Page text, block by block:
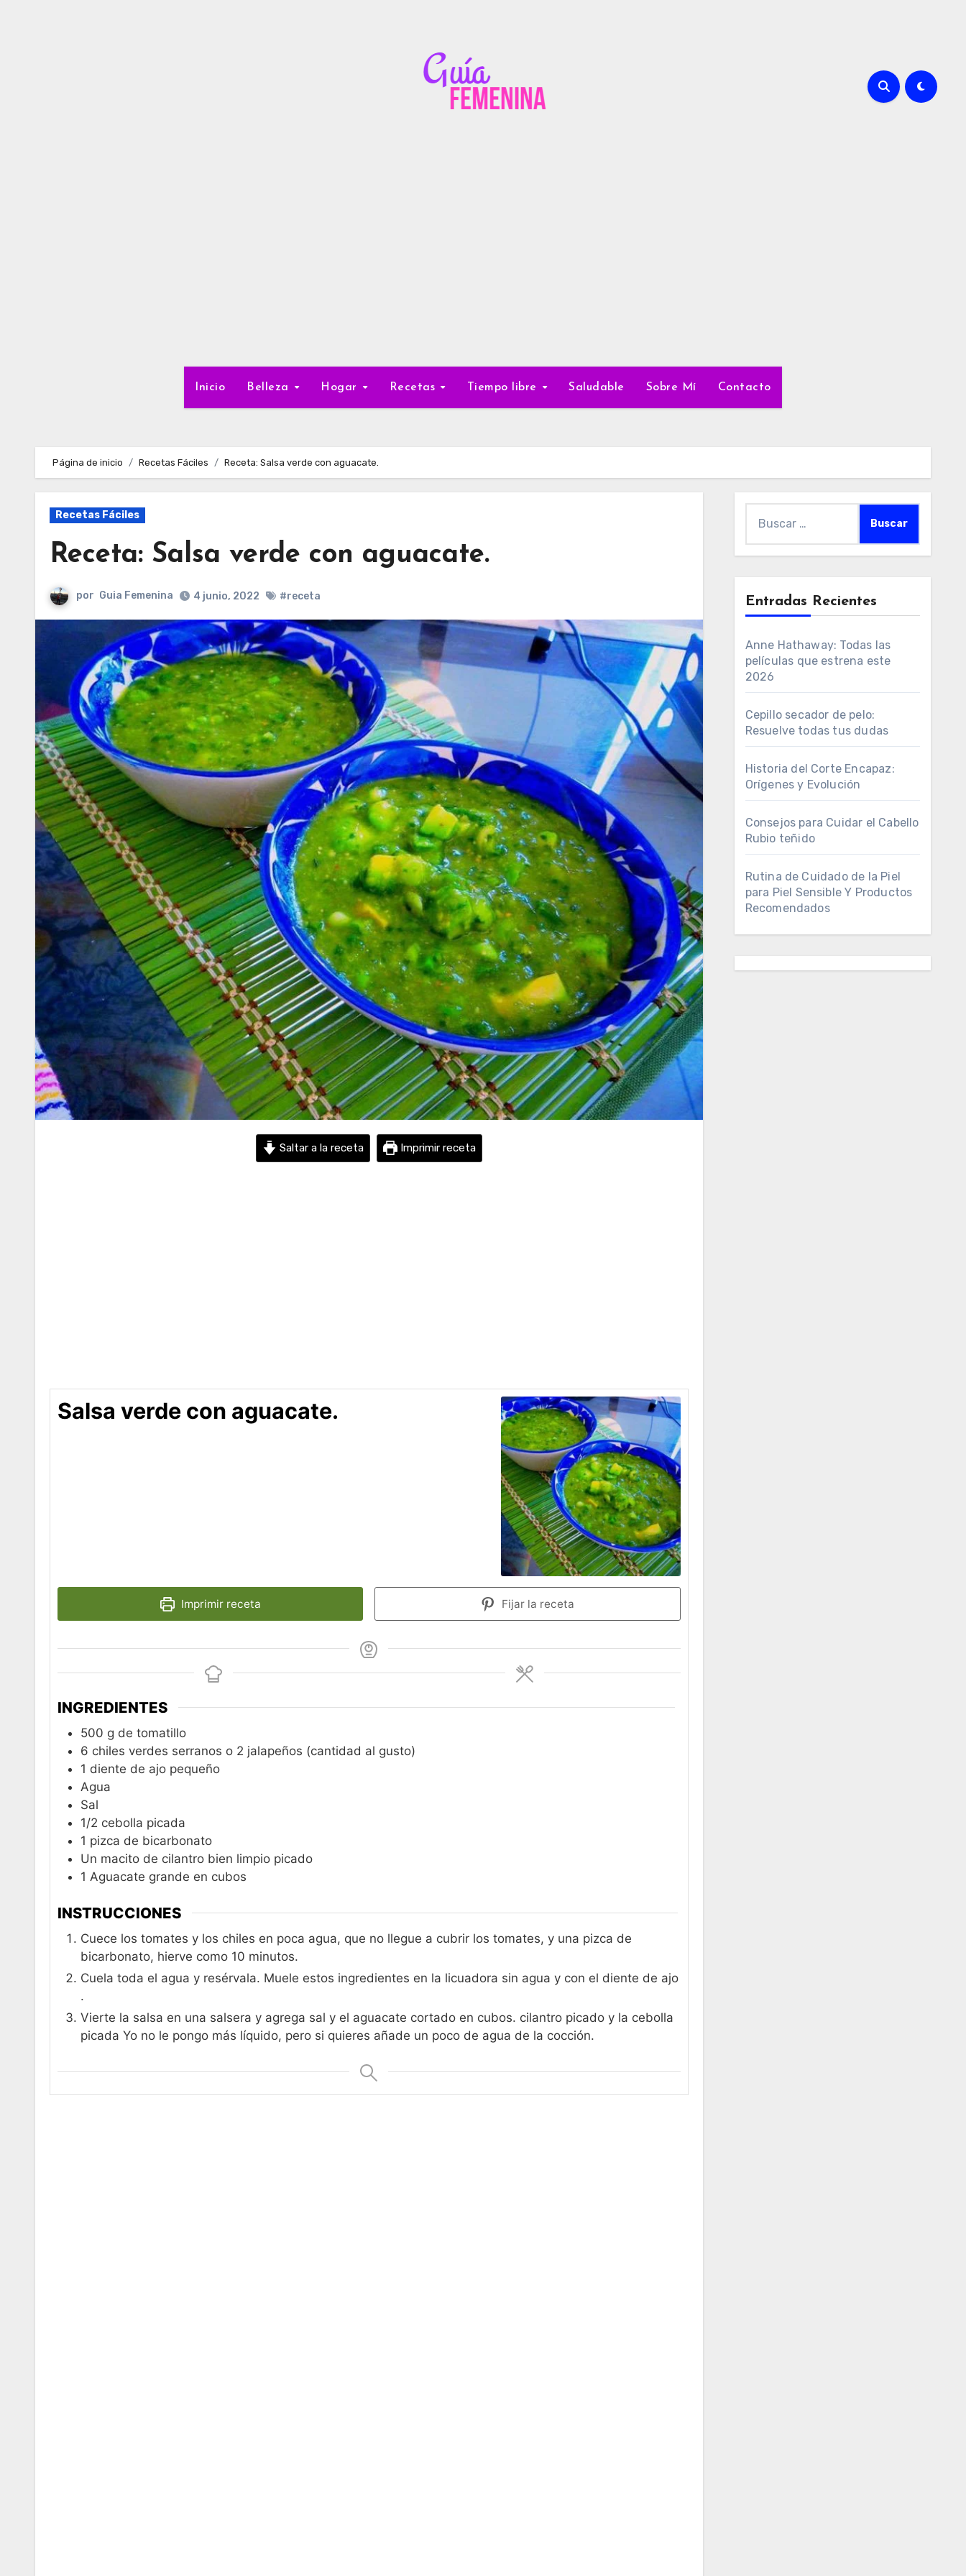
Inicio Belleza Hogar Recetas Tiempo libre Saludable Sobre Mí Contacto
Página de inicio Recetas Fáciles Receta: Salsa verde con aguacate.
Recetas Fáciles
Receta: Salsa verde con aguacate.
por Guia Femenina 4 junio, 2022 #receta
Saltar a la receta Imprimir receta
Salsa verde con aguacate.
Imprimir receta Fijar la receta
INGREDIENTES
500 g de tomatillo
6 chiles verdes serranos o 2 jalapeños (cantidad al gusto)
1 diente de ajo pequeño
Agua
Sal
1/2 cebolla picada
1 pizca de bicarbonato
Un macito de cilantro bien limpio picado
1 Aguacate grande en cubos
INSTRUCCIONES
Cuece los tomates y los chiles en poca agua, que no llegue a cubrir los tomates, y una pizca de
bicarbonato, hierve como 10 minutos.
Cuela toda el agua y resérvala. Muele estos ingredientes en la licuadora sin agua y con el diente de ajo
.
Vierte la salsa en una salsera y agrega sal y el aguacate cortado en cubos. cilantro picado y la cebolla
picada Yo no le pongo más líquido, pero si quieres añade un poco de agua de la cocción.
Entradas Recientes
Anne Hathaway: Todas las
películas que estrena este
2026
Cepillo secador de pelo:
Resuelve todas tus dudas
Historia del Corte Encapaz:
Orígenes y Evolución
Consejos para Cuidar el Cabello
Rubio teñido
Rutina de Cuidado de la Piel
para Piel Sensible Y Productos
Recomendados